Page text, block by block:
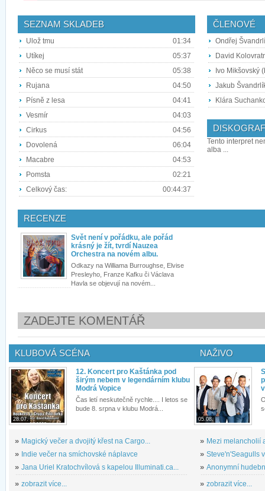
SEZNAM SKLADEB
Ulož tmu
01:34
Utíkej
05:37
Něco se musí stát
05:38
Rujana
04:50
Písně z lesa
04:41
Vesmír
04:03
Cirkus
04:56
Dovolená
06:04
Macabre
04:53
Pomsta
02:21
Celkový čas:
00:44:37
ČLENOVÉ
Ondřej
David
Ivo Mikšovský
Jakub
Klára
Tento interpret
alba ...
RECENZE
Svět není v pořádku, ale pořád
krásný je žít, tvrdí Nauzea
Orchestra na novém albu.
Odkazy na Williama Burroughse, Elvise
Presleyho, Franze Kafku či Václava
Havla se objevují na novém...
ZADEJTE KOMENTÁŘ
KLUBOVÁ SCÉNA
28.07.
12. Koncert pro Kaštánka pod
širým nebem v legendárním klubu
Modrá Vopice
Čas letí neskutečně rychle.... I letos se
bude 8. srpna v klubu Modrá...
» Magický večer a dvojitý křest na Cargo...
» Indie večer na smíchovské náplavce
» Jana Uriel Kratochvílová s kapelou Illuminati.ca...
» zobrazit více...
NAŽIVO
05.08.
» Mezi melancholií
» Steve'n'Seagulls
» Anonymní
» zobrazit více...